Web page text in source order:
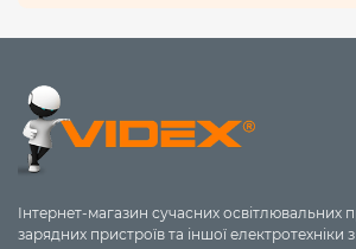
Інтернет-магазин сучасних освітлювальних
зарядних пристроїв та іншої електротехніки з